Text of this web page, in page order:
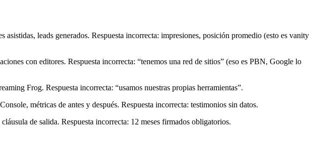
leads generados. Respuesta incorrecta: impresiones, posición promedio (esto es vanity
con editores. Respuesta incorrecta: “tenemos una red de sitios” (eso es PBN, Google lo
Frog. Respuesta incorrecta: “usamos nuestras propias herramientas”.
métricas de antes y después. Respuesta incorrecta: testimonios sin datos.
de salida. Respuesta incorrecta: 12 meses firmados obligatorios.